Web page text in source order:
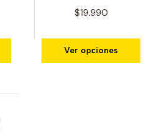
$19.990
Ver opciones